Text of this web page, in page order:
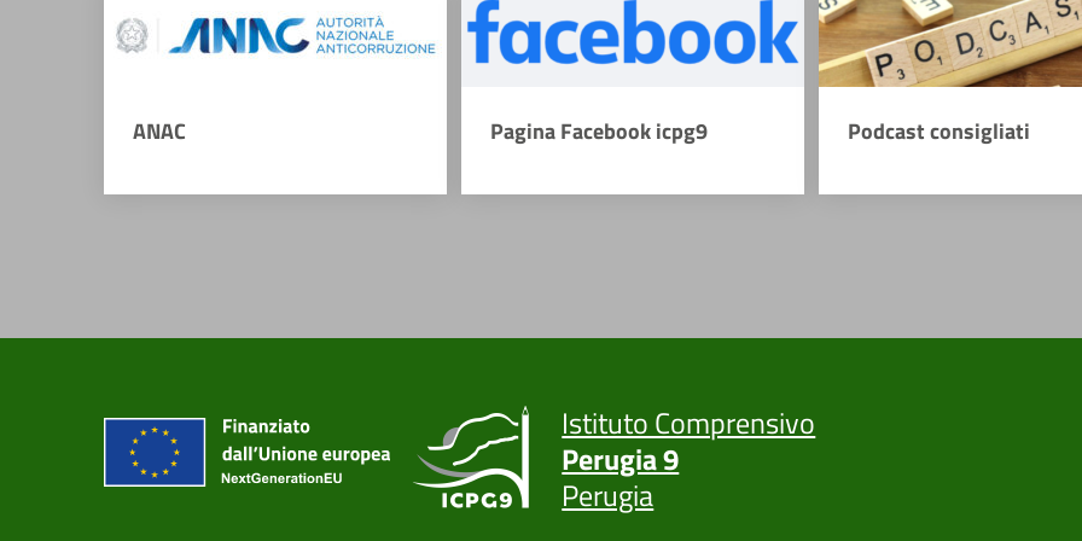
ANAC Pagina Facebook icpg9 Podcast consigliati
Istituto Comprensivo
Perugia 9
Perugia